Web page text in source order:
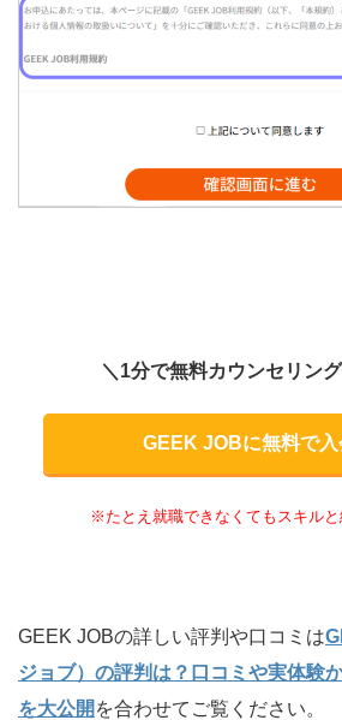
＼1分で無料カウンセリン
GEEK JOBに無料で入
※たとえ就職できなくてもスキル
GEEK JOBの詳しい評判や口コミは
ジョブ）の評判は？口コミや実体験
を大公開 を合わせてご覧ください。